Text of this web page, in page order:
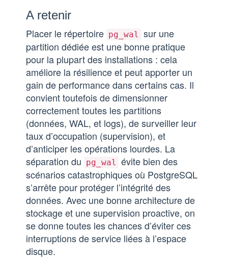
A retenir
Placer le répertoire pg_wal sur une
partition dédiée est une bonne pratique
pour la plupart des installations : cela
améliore la résilience et peut apporter un
gain de performance dans certains cas. Il
convient toutefois de dimensionner
correctement toutes les partitions
(données, WAL, et logs), de surveiller leur
taux d’occupation (supervision), et
d’anticiper les opérations lourdes. La
séparation du pg_wal évite bien des
scénarios catastrophiques où PostgreSQL
s’arrête pour protéger l’intégrité des
données. Avec une bonne architecture de
stockage et une supervision proactive, on
se donne toutes les chances d’éviter ces
interruptions de service liées à l’espace
disque.